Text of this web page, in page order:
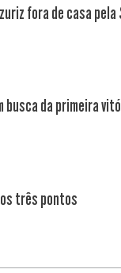
fora de casa pela
busca da primeira
três pontos